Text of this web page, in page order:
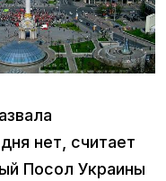
нет, считает
Посол Украины